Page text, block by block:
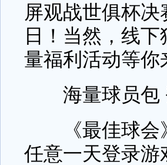
屏观战世俱杯
日！当然，线
量福利活动等你
海量球员包
《最佳球会》
任意一天登录游